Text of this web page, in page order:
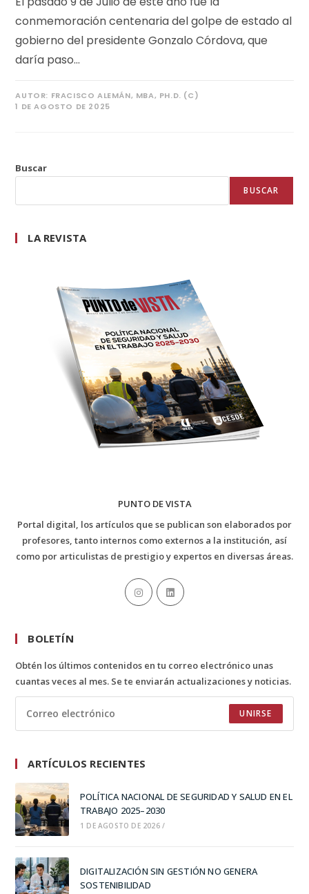
conmemoración centenaria del golpe de estado al
gobierno del presidente Gonzalo Córdova, que
daría paso…
AUTOR: FRACISCO ALEMÁN, MBA, PH.D. (C)
1 DE AGOSTO DE 2025
Buscar
BUSCAR
LA REVISTA
PUNTO DE VISTA
Portal digital, los artículos que se publican son elaborados por
profesores, tanto internos como externos a la institución, así
como por articulistas de prestigio y expertos en diversas áreas.
BOLETÍN
Obtén los últimos contenidos en tu correo electrónico unas
cuantas veces al mes. Se te enviarán actualizaciones y noticias.
UNIRSE
ARTÍCULOS RECIENTES
POLÍTICA NACIONAL DE SEGURIDAD Y SALUD EN EL
TRABAJO 2025–2030
1 DE AGOSTO DE 2026 /
DIGITALIZACIÓN SIN GESTIÓN NO GENERA
SOSTENIBILIDAD